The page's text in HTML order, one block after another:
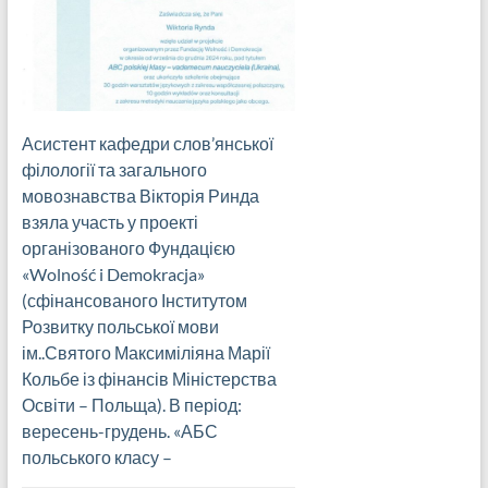
Асистент кафедри слов’янської
філології та загального
мовознавства Вікторія Ринда
взяла участь у проекті
організованого Фундацією
«Wolność i Demokracja»
(сфінансованого Інститутом
Розвитку польської мови
ім..Святого Максиміліяна Марії
Кольбе із фінансів Міністерства
Освіти – Польща). В період:
вересень-грудень. «АБС
польського класу –